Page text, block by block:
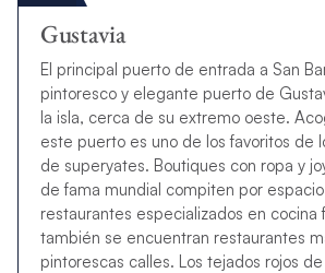
Gustavia
El principal puerto de entrada a San
pintoresco y elegante puerto de
la isla, cerca de su extremo oeste.
este puerto es uno de los favoritos de
de superyates. Boutiques con ropa y
de fama mundial compiten por
restaurantes especializados en cocina
también se encuentran restaurantes
pintorescas calles. Los tejados rojos